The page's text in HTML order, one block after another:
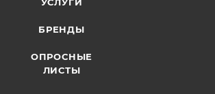
БРЕНДЫ
ОПРОСНЫЕ
ЛИСТЫ